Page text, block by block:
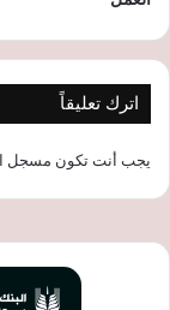
اترك تعليقاً
يجب أنت تكون مسجل